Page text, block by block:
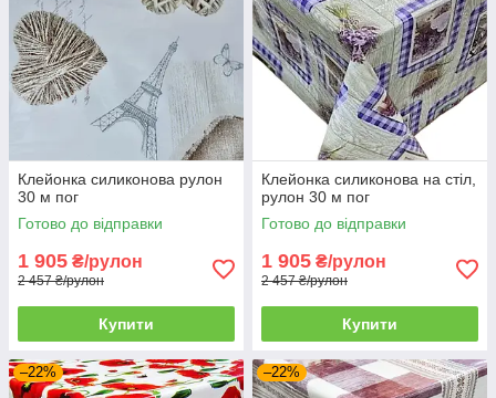
Клейонка силиконова рулон
30 м пог
Готово до відправки
1 905 ₴/рулон
2 457 ₴/рулон
Купити
Клейонка силиконова на стіл,
рулон 30 м пог
Готово до відправки
1 905 ₴/рулон
2 457 ₴/рулон
Купити
–22% –22%